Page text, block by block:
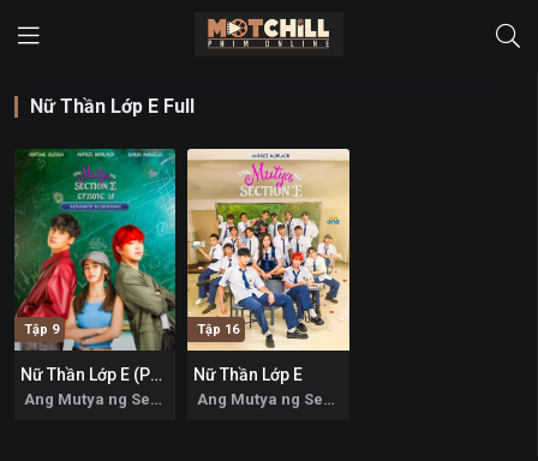
Nữ Thần Lớp E Full
Tập 9
7.7
Nữ Thần Lớp E (Phần 2)
Ang Mutya ng Section E 2 2025
Tập 16
Nữ Thần Lớp E
Ang Mutya ng Section E 2025